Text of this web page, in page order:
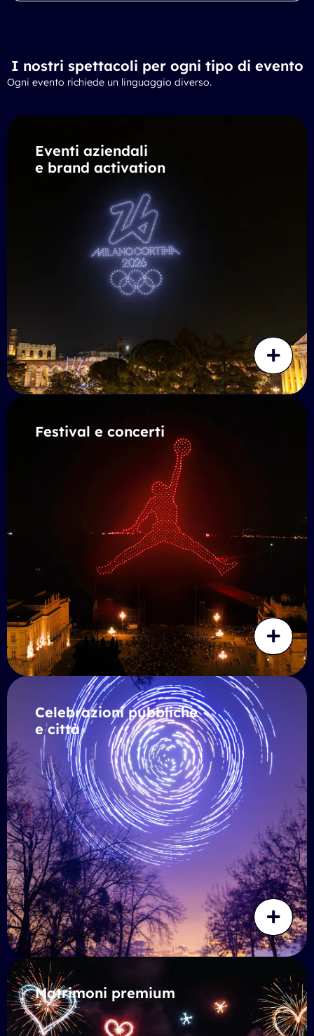
I nostri spettacoli per ogni tipo di evento
Ogni evento richiede un linguaggio diverso.
Eventi aziendali
e brand activation
Festival e concerti
Celebrazioni pubbliche
e città
Matrimoni premium